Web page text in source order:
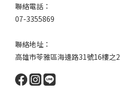
聯絡電話：
07-3355869
聯絡地址：
高雄市苓雅區海邊路31號16樓之2